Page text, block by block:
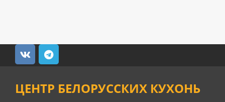
ЦЕНТР БЕЛОРУССКИХ КУХОНЬ